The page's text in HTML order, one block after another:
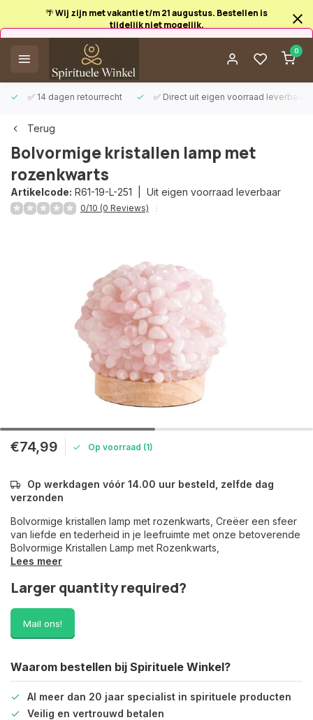
🌴 Wij zijn met vakantie t/m 21 augustus. Bestellen is
tijdelijk niet mogelijk.
0
✅ 14 dagen retourrecht ✅ Direct uit eigen voorraad leverbaar
Afrekenen is uitgeschakeld.
Terug
Bolvormige kristallen lamp met
rozenkwarts
Artikelcode: R61-19-L-251 | Uit eigen voorraad leverbaar
0/10 (0 Reviews)
€74,99 Op voorraad (1)
Op werkdagen vóór 14.00 uur besteld, zelfde dag
verzonden
Bolvormige kristallen lamp met rozenkwarts, Creëer een sfeer
van liefde en tederheid in je leefruimte met onze betoverende
Bolvormige Kristallen Lamp met Rozenkwarts,
Lees meer
Larger quantity required?
Mail ons!
Waarom bestellen bij Spirituele Winkel?
Al meer dan 20 jaar specialist in spirituele producten
Veilig en vertrouwd betalen